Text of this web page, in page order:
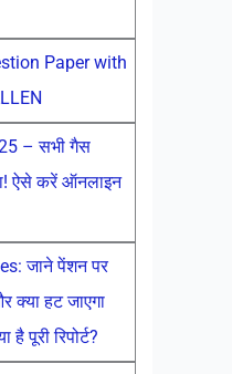
Paper with
– सभी गैस
ऐसे करें ऑनलाइन
जाने पेंशन पर
क्या हट जाएगा
पूरी रिपोर्ट?